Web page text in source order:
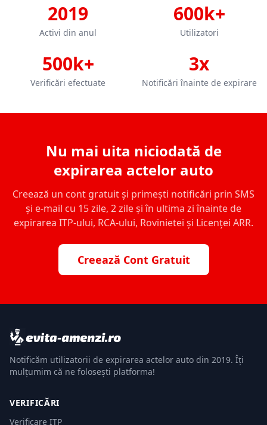
2019
Activi din anul
600k+
Utilizatori
500k+
Verificări efectuate
3x
Notificări înainte de expirare
Nu mai uita niciodată de
expirarea actelor auto
Creează un cont gratuit și primești notificări prin SMS
și e-mail cu 15 zile, 2 zile și în ultima zi înainte de
expirarea ITP-ului, RCA-ului, Rovinietei și Licenței ARR.
Creează Cont Gratuit
Notificăm utilizatorii de expirarea actelor auto din 2019. Îți
mulțumim că ne folosești platforma!
VERIFICĂRI
Verificare ITP